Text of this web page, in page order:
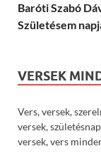
Baróti Szabó
Születésem
VERSEK
Vers, versek,
versek,
versek, vers